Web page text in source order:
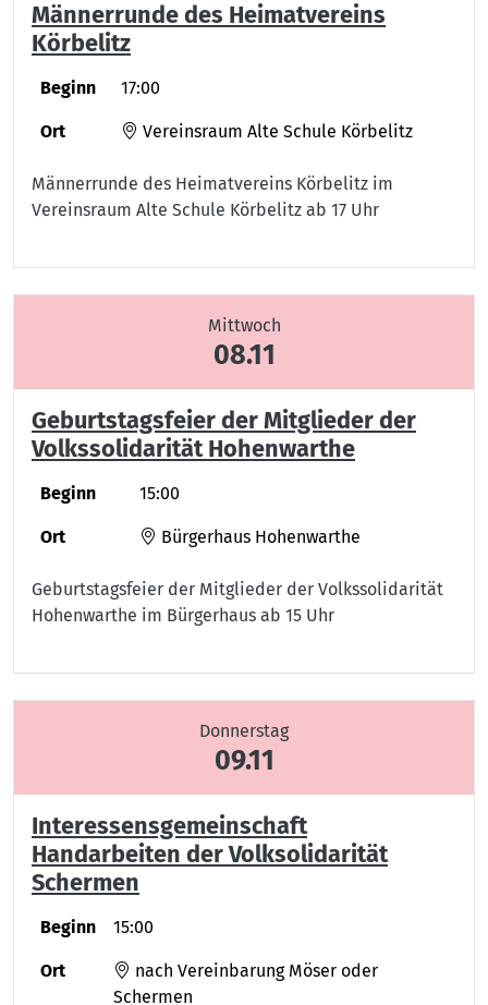
Männerrunde des Heimatvereins
Körbelitz
Beginn 17:00
Ort Vereinsraum Alte Schule Körbelitz
Männerrunde des Heimatvereins Körbelitz im
Vereinsraum Alte Schule Körbelitz ab 17 Uhr
Mittwoch
08.11
Geburtstagsfeier der Mitglieder der
Volkssolidarität Hohenwarthe
Beginn 15:00
Ort Bürgerhaus Hohenwarthe
Geburtstagsfeier der Mitglieder der Volkssolidarität
Hohenwarthe im Bürgerhaus ab 15 Uhr
Donnerstag
09.11
Interessensgemeinschaft
Handarbeiten der Volksolidarität
Schermen
Beginn 15:00
Ort
nach Vereinbarung Möser oder
Schermen